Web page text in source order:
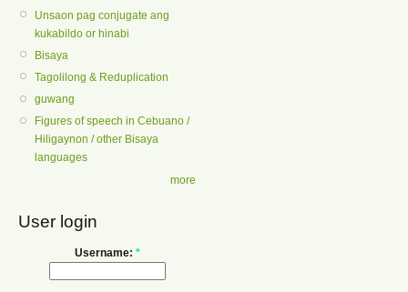
Unsaon pag conjugate ang
kukabildo or hinabi
Bisaya
Tagolilong & Reduplication
guwang
Figures of speech in Cebuano /
Hiligaynon / other Bisaya
languages
more
User login
Username: *